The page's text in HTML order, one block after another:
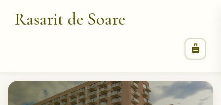
Rasarit de Soare